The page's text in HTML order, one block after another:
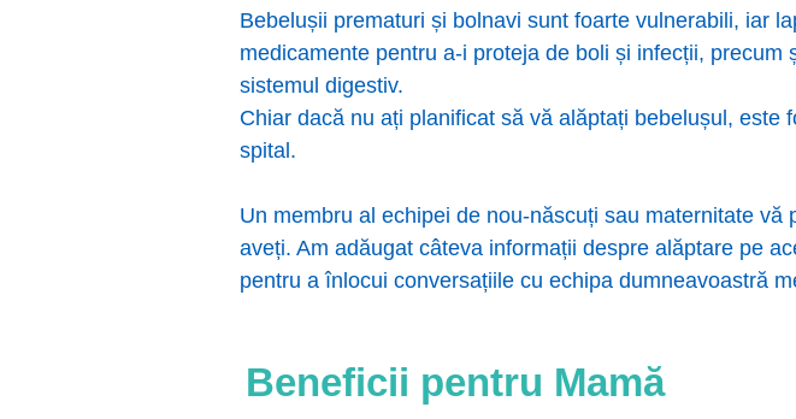
Bebelușii prematuri și bolnavi sunt foarte vulnerabili, iar
medicamente pentru a-i proteja de boli și infecții,
sistemul digestiv.
Chiar dacă nu ați planificat să vă alăptați bebelușul, este
spital.
Un membru al echipei de nou-născuți sau maternitate
aveți. Am adăugat câteva informații despre alăptare pe
pentru a înlocui conversațiile cu echipa dumneavoastră
Beneficii pentru Mamă